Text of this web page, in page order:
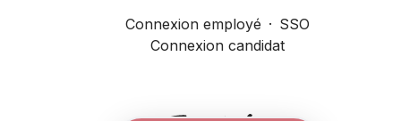
Connexion employé · SSO
Connexion candidat